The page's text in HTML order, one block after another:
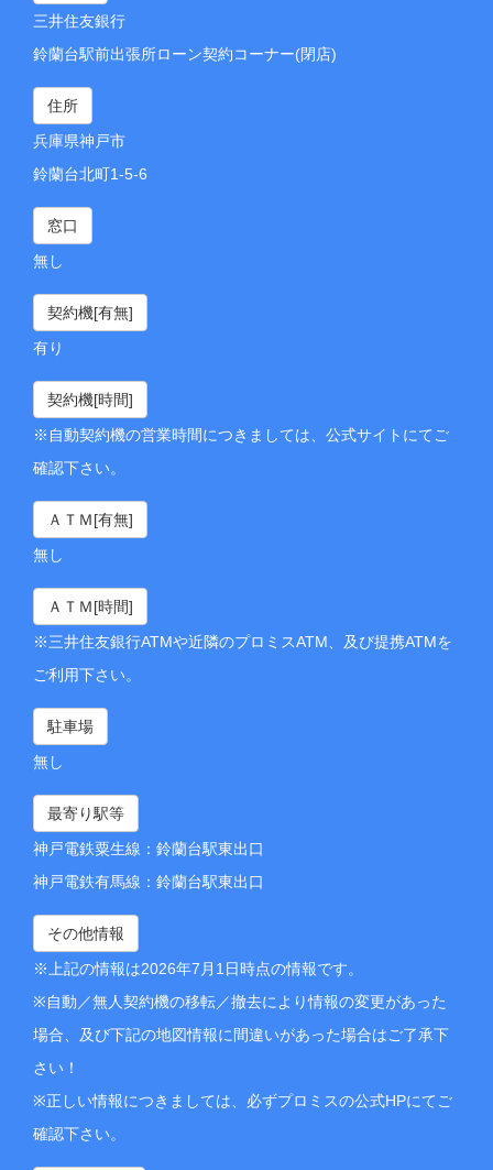
三井住友銀行
鈴蘭台駅前出張所ローン契約コーナー(閉店)
住所
兵庫県神戸市
鈴蘭台北町1-5-6
窓口
無し
契約機[有無]
有り
契約機[時間]
※自動契約機の営業時間につきましては、公式サイトにてご
確認下さい。
ＡＴＭ[有無]
無し
ＡＴＭ[時間]
※三井住友銀行ATMや近隣のプロミスATM、及び提携ATMを
ご利用下さい。
駐車場
無し
最寄り駅等
神戸電鉄粟生線：鈴蘭台駅東出口
神戸電鉄有馬線：鈴蘭台駅東出口
その他情報
※上記の情報は2026年7月1日時点の情報です。
※自動／無人契約機の移転／撤去により情報の変更があった
場合、及び下記の地図情報に間違いがあった場合はご了承下
さい！
※正しい情報につきましては、必ずプロミスの公式HPにてご
確認下さい。